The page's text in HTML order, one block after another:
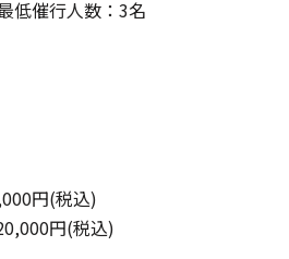
催行人数：3名
円(税込)
円(税込)